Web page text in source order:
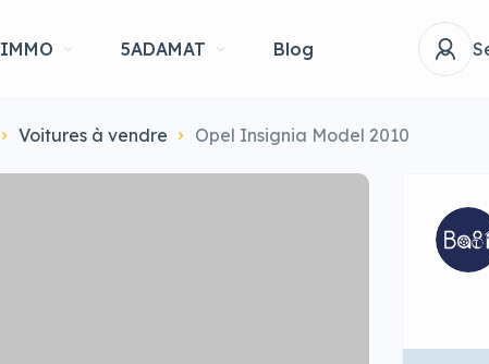
IMMO 5ADAMAT Blog
Voitures à vendre Opel Insignia Model 2010